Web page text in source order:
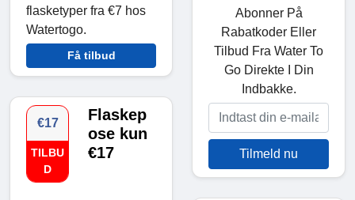
flasketyper fra €7 hos
Watertogo.
Få tilbud
€17
TILBU
D
Flaskep
ose kun
€17
Abonner På
Rabatkoder Eller
Tilbud Fra Water To
Go Direkte I Din
Indbakke.
Tilmeld nu